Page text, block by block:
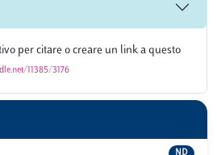
per citare o creare un link a questo
11385/3176
ND